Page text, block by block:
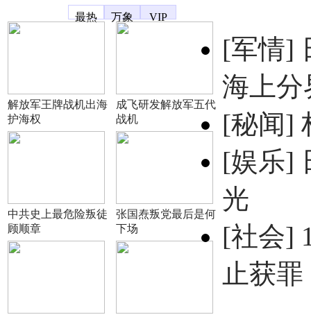
最热
万象 VIP
解放军王牌战机出海
护海权
成飞研发解放军五代
战机
中共史上最危险叛徒
顾顺章
张国焘叛党最后是何
下场
[军情]
海上分
[秘闻]
[娱乐]
光
[社会]
止获罪